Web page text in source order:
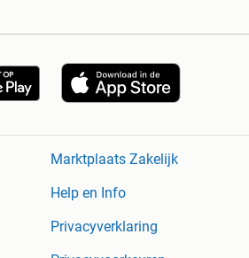
Marktplaats Zakelijk
Help en Info
Privacyverklaring